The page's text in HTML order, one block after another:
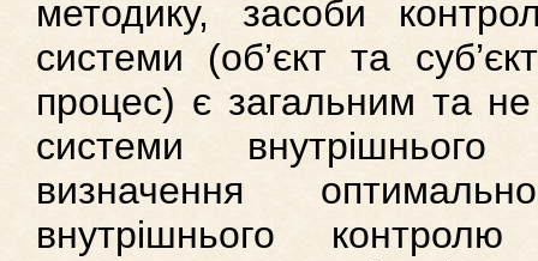
методику, засоби
системи (об’єкт та
процес) є загальним та
системи
визначення
внутрішнього